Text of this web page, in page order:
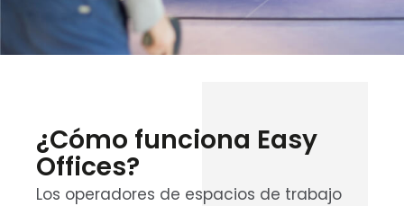
¿Cómo funciona Easy
Offices?
Los operadores de espacios de trabajo